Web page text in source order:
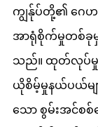
ကျွန်ုပ်တို့၏ ဂေဟ
အာရုံစိုက်မှုတစ်ခုမှ
သည်။ ထုတ်လုပ်မှုလု
ယိုစိမ့်မှုနယ်ပယ်မ
သော စွမ်းအင်စစ်